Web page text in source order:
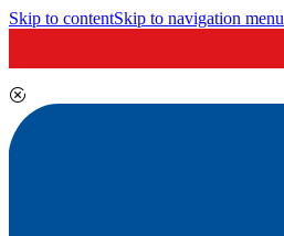
Skip to contentSkip to navigation menu